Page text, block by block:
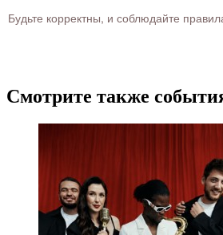
Будьте корректны, и соблюдайте
Смотрите также